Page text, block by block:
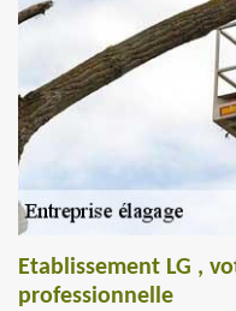
Etablissement LG ,
professionnelle